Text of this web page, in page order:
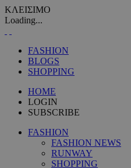
ΚΛΕΙΣΙΜΟ
Loading...
FASHION
BLOGS
SHOPPING
HOME
LOGIN
SUBSCRIBE
FASHION
FASHION NEWS
RUNWAY
SHOPPING